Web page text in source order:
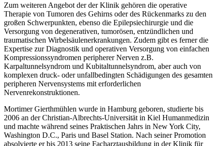
Zum weiteren Angebot der der Klinik gehören die operative
Therapie von Tumoren des Gehirns oder des Rückenmarks zu den
großen Schwerpunkten, ebenso die Epilepsiechirurgie und die
Versorgung von degenerativen, tumorösen, entzündlichen und
traumatischen Wirbelsäulenerkrankungen. Zudem gibt es ferner die
Expertise zur Diagnostik und operativen Versorgung von einfachen
Kompressionssyndromen peripherer Nerven z.B.
Karpaltunnelsyndrom und Kubitaltunnelsyndrom, aber auch von
komplexen druck- oder unfallbedingten Schädigungen des gesamten
peripheren Nervensystems mit erforderlichen
Nervenrekonstruktionen.
Mortimer Gierthmühlen wurde in Hamburg geboren, studierte bis
2006 an der Christian-Albrechts-Universität in Kiel Humanmedizin
und machte während seines Praktischen Jahrs in New York City,
Washington D.C., Paris und Basel Station. Nach seiner Promotion
absolvierte er bis 2013 seine Facharztausbildung in der Klinik für